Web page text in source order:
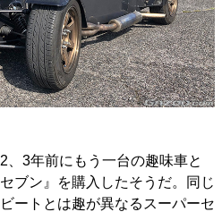
、3年前にもう一台の趣味車と
ブン』を購入したそうだ。同じ
ートとは趣が異なるスーパーセ